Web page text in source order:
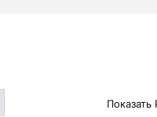
Показать